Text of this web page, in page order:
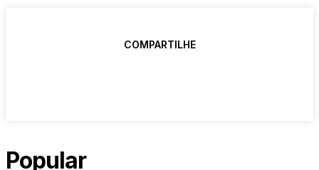
COMPARTILHE
Popular